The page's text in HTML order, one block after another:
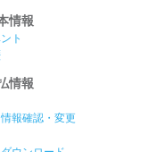
情報
ト
情報
報確認・変更